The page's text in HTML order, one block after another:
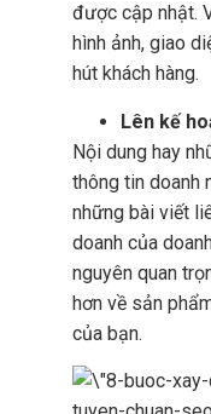
được cập nhật.
hình ảnh, giao
hút khách hàng.
Lên kế
Nội dung hay
thông tin doanh
những bài viết
doanh của
nguyên quan
hơn về sản
của bạn.